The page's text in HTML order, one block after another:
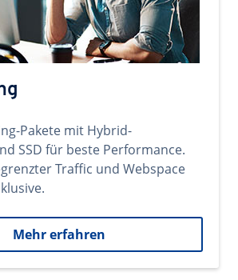
Pakete mit Hybrid-
SSD für beste Performance.
Traffic und Webspace
Mehr erfahren